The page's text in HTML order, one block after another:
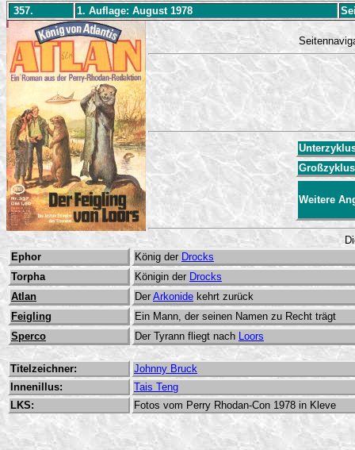
357. 1. Auflage: August 1978
Weitere
Ephor
König der Drocks
Torpha
Königin der Drocks
Atlan
Der Arkonide kehrt zurück
Feigling
Ein Mann, der seinen Namen zu Recht trägt
Sperco
Der Tyrann fliegt nach Loors
Titelzeichner:
Johnny Bruck
Innenillus:
Tais Teng
LKS:
Fotos vom Perry Rhodan-Con 1978 in Kleve